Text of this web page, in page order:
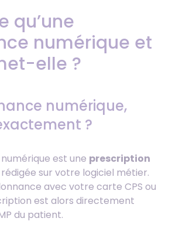
qu’une
numérique et
elle ?
numérique,
?
est une prescription
rédigée sur votre logiciel métier.
avec votre carte CPS ou
est alors directement
du patient.